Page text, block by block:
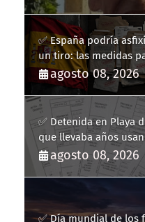
✅ España podría
un tiro: las medidas
agosto 08, 2026
✅ Detenida en Playa
que llevaba años
persona
agosto 08, 2026
✅ Día mundial de los